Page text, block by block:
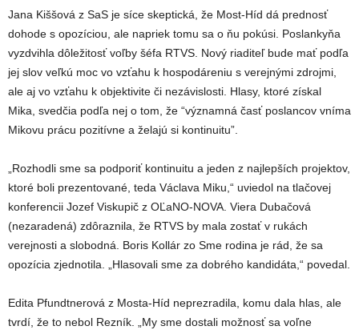
Jana Kiššová z SaS je síce skeptická, že Most-Híd dá prednosť
dohode s opozíciou, ale napriek tomu sa o ňu pokúsi. Poslankyňa
vyzdvihla dôležitosť voľby šéfa RTVS. Nový riaditeľ bude mať podľa
jej slov veľkú moc vo vzťahu k hospodáreniu s verejnými zdrojmi,
ale aj vo vzťahu k objektivite či nezávislosti. Hlasy, ktoré získal
Mika, svedčia podľa nej o tom, že “významná časť poslancov vníma
Mikovu prácu pozitívne a želajú si kontinuitu”.
„Rozhodli sme sa podporiť kontinuitu a jeden z najlepších projektov,
ktoré boli prezentované, teda Václava Miku,“ uviedol na tlačovej
konferencii Jozef Viskupič z OĽaNO-NOVA. Viera Dubačová
(nezaradená) zdôraznila, že RTVS by mala zostať v rukách
verejnosti a slobodná. Boris Kollár zo Sme rodina je rád, že sa
opozícia zjednotila. „Hlasovali sme za dobrého kandidáta,“ povedal.
Edita Pfundtnerová z Mosta-Híd neprezradila, komu dala hlas, ale
tvrdí, že to nebol Rezník. „My sme dostali možnosť sa voľne